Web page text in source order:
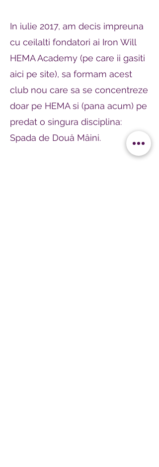
In iulie 2017, am decis impreuna
cu ceilalti fondatori ai Iron Will
HEMA Academy (pe care ii gasiti
aici pe site), sa formam acest
club nou care sa se concentreze
doar pe HEMA si (pana acum) pe
predat o singura disciplina:
Spada de Două Mâini.